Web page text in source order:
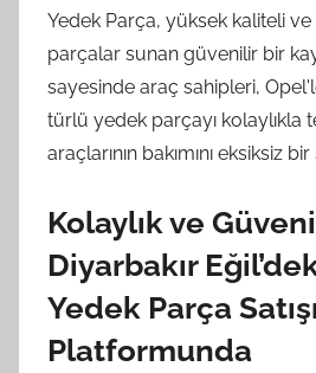
Yedek Parça, yüksek kaliteli
parçalar sunan güvenilir bir
sayesinde araç sahipleri,
türlü yedek parçayı kolaylıkla
araçlarının bakımını eksiksiz
Kolaylık ve
Diyarbakır
Yedek Parça
Platformunda